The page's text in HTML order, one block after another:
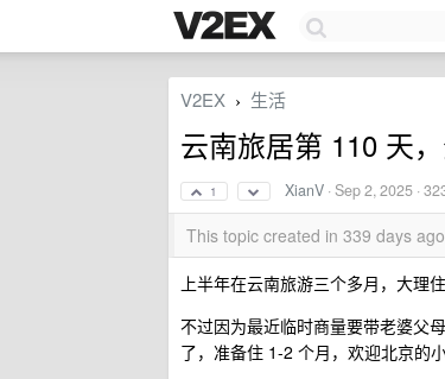
V2EX › 生活
云南旅居第 110 天
1 XianV ·Sep 2, 2025 ·
This topic created in 339 days
上半年在云南旅游三个多月，大理
不过因为最近临时商量要带老婆父
了，准备住 1-2 个月，欢迎北京的